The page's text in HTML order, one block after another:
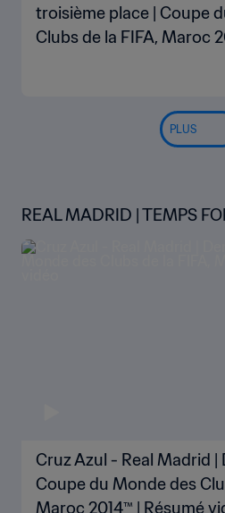
troisième place | Coupe
Clubs de la FIFA, Maroc
PLUS
REAL MADRID | TEMPS
COUPE DU MONDE DES
Cruz Azul - Real Madrid |
Coupe du Monde des
Maroc 2014™ | Résumé